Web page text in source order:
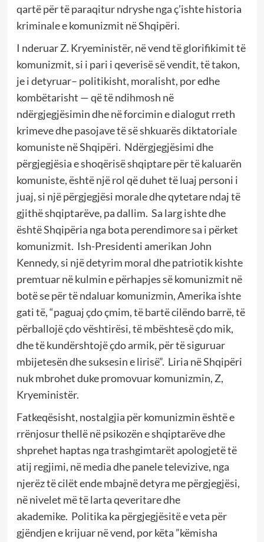
qartë për të paraqitur ndryshe nga ç’ishte historia
kriminale e komunizmit në Shqipëri.
I nderuar Z. Kryeministër, në vend të glorifikimit të
komunizmit, si i pari i qeverisë së vendit, të takon,
je i detyruar– politikisht, moralisht, por edhe
kombëtarisht — që të ndihmosh në
ndërgjegjësimin dhe në forcimin e dialogut rreth
krimeve dhe pasojave të së shkuarës diktatoriale
komuniste në Shqipëri. Ndërgjegjësimi dhe
përgjegjësia e shoqërisë shqiptare për të kaluarën
komuniste, është një rol që duhet të luaj personi i
juaj, si një përgjegjësi morale dhe qytetare ndaj të
gjithë shqiptarëve, pa dallim. Sa larg ishte dhe
është Shqipëria nga bota perendimore sa i përket
komunizmit. Ish-Presidenti amerikan John
Kennedy, si një detyrim moral dhe patriotik kishte
premtuar në kulmin e përhapjes së komunizmit në
botë se për të ndaluar komunizmin, Amerika ishte
gati të, “paguaj çdo çmim, të bartë cilëndo barrë, të
përballojë çdo vështirësi, të mbështesë çdo mik,
dhe të kundërshtojë çdo armik, për të siguruar
mbijetesën dhe suksesin e lirisë”. Liria në Shqipëri
nuk mbrohet duke promovuar komunizmin, Z,
Kryeministër.
Fatkeqësisht, nostalgjia për komunizmin është e
rrënjosur thellë në psikozën e shqiptarëve dhe
shprehet haptas nga trashgimtarët apologjetë të
atij regjimi, në media dhe panele televizive, nga
njerëz të cilët ende mbajnë detyra me përgjegjësi,
në nivelet më të larta qeveritare dhe
akademike. Politika ka përgjegjësitë e veta për
gjëndjen e krijuar në vend, por këta ”këmisha